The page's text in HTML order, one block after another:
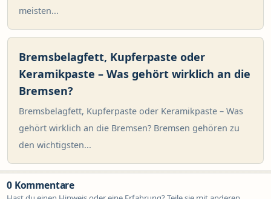
meisten...
Bremsbelagfett, Kupferpaste oder
Keramikpaste – Was gehört wirklich an die
Bremsen?
Bremsbelagfett, Kupferpaste oder Keramikpaste – Was
gehört wirklich an die Bremsen? Bremsen gehören zu
den wichtigsten...
0 Kommentare